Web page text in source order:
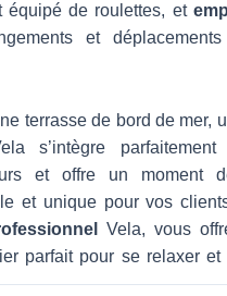
équipé de roulettes, et
et
terrasse de bord de mer,
s’intègre
et offre un moment
et unique pour vos
Vela, vous
parfait pour se relaxer et